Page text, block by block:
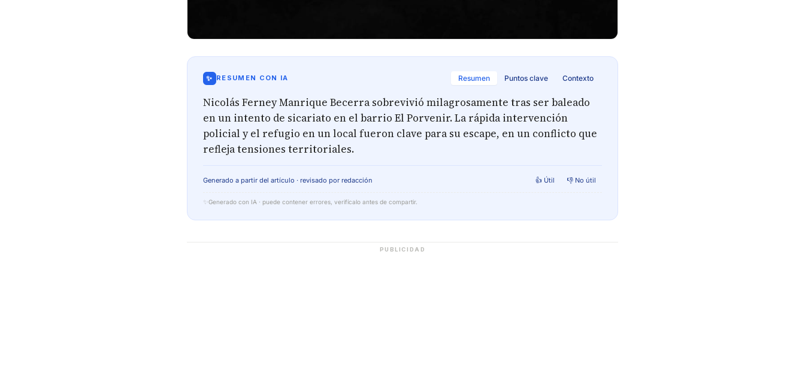
✨ RESUMEN CON IA Resumen Puntos clave Contexto
Nicolás Ferney Manrique Becerra sobrevivió milagrosamente tras ser baleado
en un intento de sicariato en el barrio El Porvenir. La rápida intervención
policial y el refugio en un local fueron clave para su escape, en un conflicto que
refleja tensiones territoriales.
Generado a partir del artículo · revisado por redacción 👍 Útil 👎 No útil
✨ Generado con IA · puede contener errores, verifícalo antes de compartir.
PUBLICIDAD